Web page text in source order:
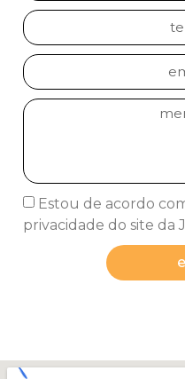
Estou de acordo
privacidade do site da